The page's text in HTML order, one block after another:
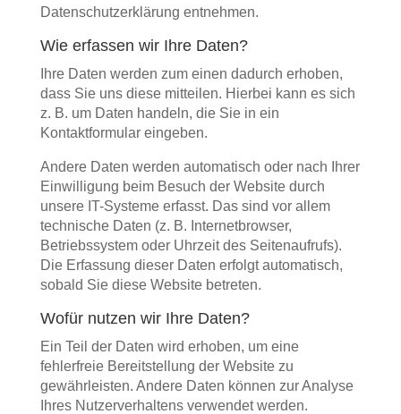
Datenschutzerklärung entnehmen.
Wie erfassen wir Ihre Daten?
Ihre Daten werden zum einen dadurch erhoben,
dass Sie uns diese mitteilen. Hierbei kann es sich
z. B. um Daten handeln, die Sie in ein
Kontaktformular eingeben.
Andere Daten werden automatisch oder nach Ihrer
Einwilligung beim Besuch der Website durch
unsere IT-Systeme erfasst. Das sind vor allem
technische Daten (z. B. Internetbrowser,
Betriebssystem oder Uhrzeit des Seitenaufrufs).
Die Erfassung dieser Daten erfolgt automatisch,
sobald Sie diese Website betreten.
Wofür nutzen wir Ihre Daten?
Ein Teil der Daten wird erhoben, um eine
fehlerfreie Bereitstellung der Website zu
gewährleisten. Andere Daten können zur Analyse
Ihres Nutzerverhaltens verwendet werden.